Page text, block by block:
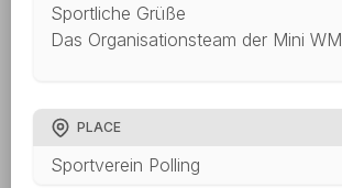
Sportliche Grüße
Das Organisationsteam der Mini WM
PLACE
Sportverein Polling